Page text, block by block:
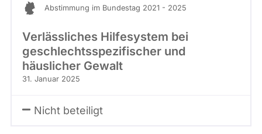
Abstimmung im Bundestag 2021 - 2025
Verlässliches Hilfesystem bei
geschlechtsspezifischer und
häuslicher Gewalt
31. Januar 2025
Nicht beteiligt